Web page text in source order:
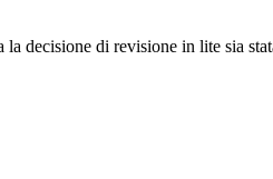
decisione di revisione in lite sia